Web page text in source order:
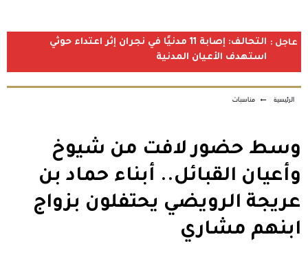
عاجل :
التحالف: إصابة 11 مدنيًا في نجران إثر اعتداء حوثي
استهدف الأعيان المدنية
الرئيسية ← مناسبات
وسط حضور لافت من شيوخ
وأعيان القبائل.. أبناء حماد بن
عريجة الرويضي يحتفلون بزواج
ابنهم مشاري